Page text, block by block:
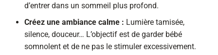
d’entrer dans un sommeil plus profond.
Créez une ambiance calme : Lumière tamisée,
silence, douceur… L’objectif est de garder bébé
somnolent et de ne pas le stimuler excessivement.